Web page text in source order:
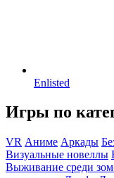
Enlisted
Игры по
VR Аниме Аркады
Визуальные новеллы
Выживание среди